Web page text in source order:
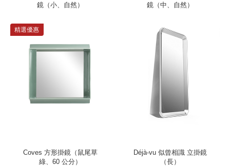
鏡（小、自然）
鏡（中、自然）
精選優惠
Coves 方形掛鏡（鼠尾草
綠、60 公分）
Déjà-vu 似曾相識 立掛鏡
（長）